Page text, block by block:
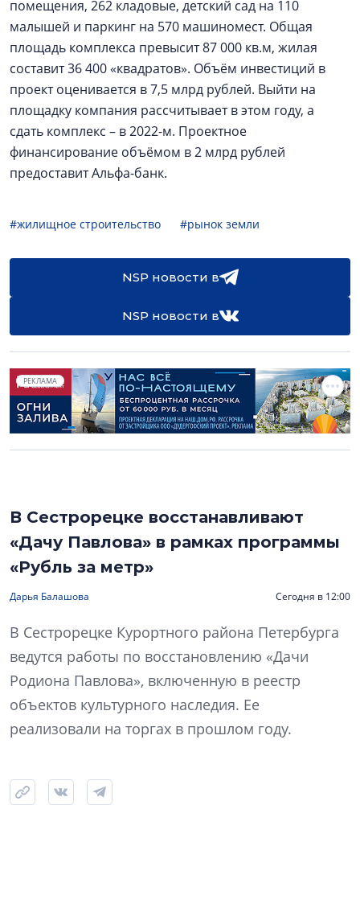
помещения, 262 кладовые, детский сад на 110
малышей и паркинг на 570 машиномест. Общая
площадь комплекса превысит 87 000 кв.м, жилая
составит 36 400 «квадратов». Объём инвестиций в
проект оценивается в 7,5 млрд рублей. Выйти на
площадку компания рассчитывает в этом году, а
сдать комплекс – в 2022-м. Проектное
финансирование объёмом в 2 млрд рублей
предоставит Альфа-банк.
#жилищное строительство #рынок земли
NSP новости в
NSP новости в
РЕКЛАМА
В Сестрорецке восстанавливают
«Дачу Павлова» в рамках программы
«Рубль за метр»
Дарья Балашова Сегодня в 12:00
В Сестрорецке Курортного района Петербурга
ведутся работы по восстановлению «Дачи
Родиона Павлова», включенную в реестр
объектов культурного наследия. Ее
реализовали на торгах в прошлом году.